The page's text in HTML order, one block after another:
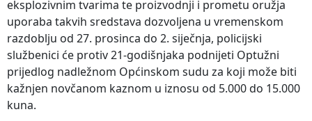
eksplozivnim tvarima te proizvodnji i prometu oružja
uporaba takvih sredstava dozvoljena u vremenskom
razdoblju od 27. prosinca do 2. siječnja, policijski
službenici će protiv 21-godišnjaka podnijeti Optužni
prijedlog nadležnom Općinskom sudu za koji može biti
kažnjen novčanom kaznom u iznosu od 5.000 do 15.000
kuna.